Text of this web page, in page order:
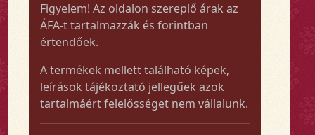
Figyelem! Az oldalon szereplő árak az
ÁFA-t tartalmazzák és forintban
értendőek.
A termékek mellett található képek,
leírások tájékoztató jellegűek azok
tartalmáért felelősséget nem vállalunk.